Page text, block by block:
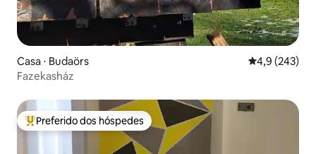
Casa ⋅ Budaörs 4,9 de uma
4,9 (243)
Fazekasház
Entre os melhores preferidos dos hóspedes
Preferido dos hóspedes